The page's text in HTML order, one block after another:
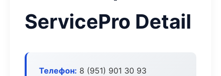
ServicePro Detail
Телефон: 8 (951) 901 30 93